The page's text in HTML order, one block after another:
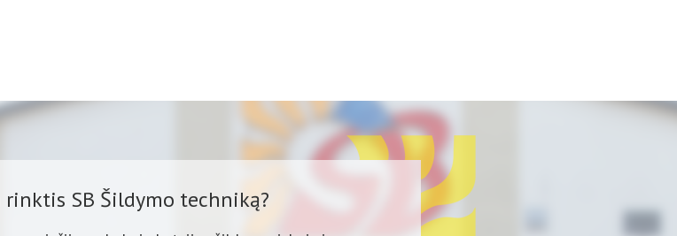
rinktis SB Šildymo techniką?